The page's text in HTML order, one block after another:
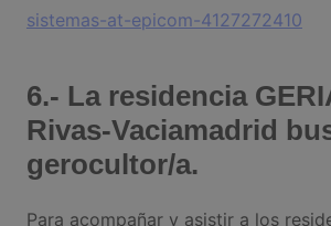
sistemas-at-epicom-4127272410
6.- La residencia
Rivas-Vaciamadrid
gerocultor/a.
Para acompañar y asistir a los